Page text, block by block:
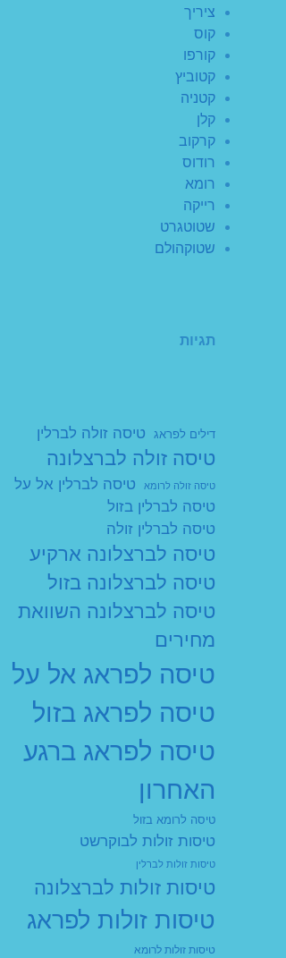
ציריך
קוס
קורפו
קטוביץ
קטניה
קלן
קרקוב
רודוס
רומא
רייקה
שטוטגרט
שטוקהולם
תגיות
דילים לפראג טיסה זולה לברלין
טיסה זולה לברצלונה
טיסה זולה לרומא
טיסה לברלין אל על
טיסה לברלין בזול
טיסה לברלין זולה
טיסה לברצלונה ארקיע
טיסה לברצלונה בזול
טיסה לברצלונה השוואת
מחירים
טיסה לפראג אל על
טיסה לפראג בזול
טיסה לפראג ברגע
האחרון
טיסה לרומא בזול
טיסות זולות לבוקרשט
טיסות זולות לברלין
טיסות זולות לברצלונה
טיסות זולות לפראג
טיסות זולות לרומא